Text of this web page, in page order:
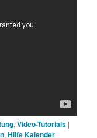
,Video-Tutorials |
,Hilfe Kalender